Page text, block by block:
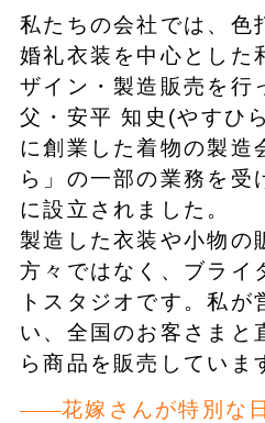
私たちの会社では、色
婚礼衣装を中心とした
ザイン・製造販売を行
父・安平 知史(やすひ
に創業した着物の製造
ら」の一部の業務を
に設立されました。
製造した衣装や小物の
方々ではなく、ブライ
トスタジオです。私が
い、全国のお客さまと
ら商品を販売していま
花嫁さんが特別な